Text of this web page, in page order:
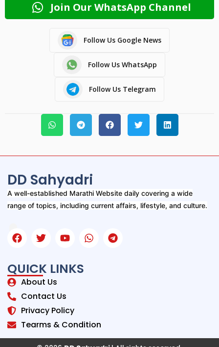
Join Our WhatsApp Channel
Follow Us Google News
Follow Us WhatsApp
Follow Us Telegram
DD Sahyadri
A well-established Marathi Website daily covering a wide
range of topics, including current affairs, lifestyle, and culture.
QUICK LINKS
About Us
Contact Us
Privacy Policy
Tearms & Condition